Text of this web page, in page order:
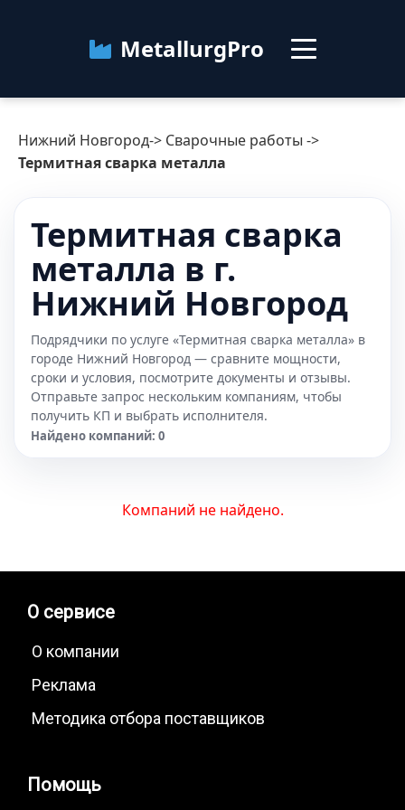
MetallurgPro
Нижний Новгород
Категории
О сервисе Контакты
Нижний Новгород-> Сварочные работы ->
Термитная сварка металла
Термитная сварка
металла в г.
Нижний Новгород
Подрядчики по услуге «Термитная сварка металла» в
городе Нижний Новгород — сравните мощности,
сроки и условия, посмотрите документы и отзывы.
Отправьте запрос нескольким компаниям, чтобы
получить КП и выбрать исполнителя.
Найдено компаний: 0
Компаний не найдено.
О сервисе
О компании
Реклама
Методика отбора поставщиков
Помощь